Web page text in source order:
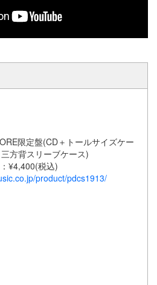
限定盤(CD＋トールサイズケー
方背スリーブケース)
¥4,400(税込)
product/pdcs1913/